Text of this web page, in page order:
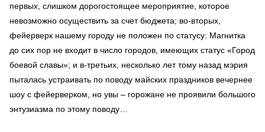
первых, слишком дорогостоящее мероприятие, которое
невозможно осуществить за счет бюджета; во-вторых,
фейерверк нашему городу не положен по статусу: Магнитка
до сих пор не входит в число городов, имеющих статус «Город
боевой славы»; и в-третьих, несколько лет тому назад мэрия
пыталась устраивать по поводу майских праздников вечернее
шоу с фейерверком, но увы – горожане не проявили большого
энтузиазма по этому поводу…